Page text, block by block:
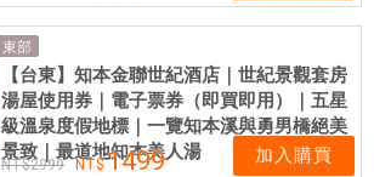
東部
【台東】知本金聯世紀酒店｜世紀景觀套房
湯屋使用券｜電子票券（即買即用）｜五星
級溫泉度假地標｜一覽知本溪與勇男橋絕美
景致｜最道地知本美人湯
2999 1499 加入購買